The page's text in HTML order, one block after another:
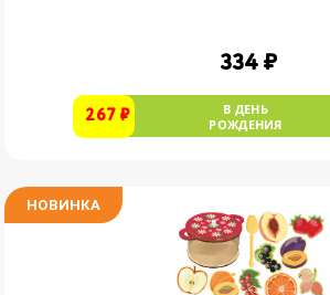
334 ₽
267 ₽
В ДЕНЬ
РОЖДЕНИЯ
НОВИНКА